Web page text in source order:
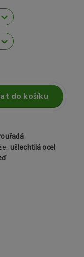
do košíku
ušlechtilá ocel